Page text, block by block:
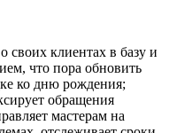
своих клиентах в базу и
что пора обновить
ко дню рождения;
обращения
мастерам на